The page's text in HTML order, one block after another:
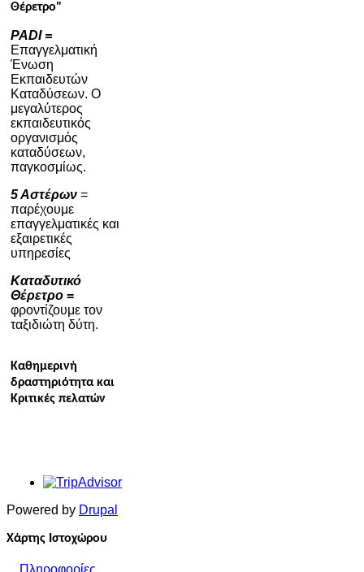
Θέρετρο"
PADI =
Επαγγελματική
Ένωση
Εκπαιδευτών
Καταδύσεων. Ο
μεγαλύτερος
εκπαιδευτικός
οργανισμός
καταδύσεων,
παγκοσμίως.
5 Αστέρων =
παρέχουμε
επαγγελματικές και
εξαιρετικές
υπηρεσίες
Καταδυτικό
Θέρετρο =
φροντίζουμε τον
ταξιδιώτη δύτη.
Καθημερινή
δραστηριότητα και
Κριτικές πελατών
Powered by Drupal
Χάρτης Ιστοχώρου